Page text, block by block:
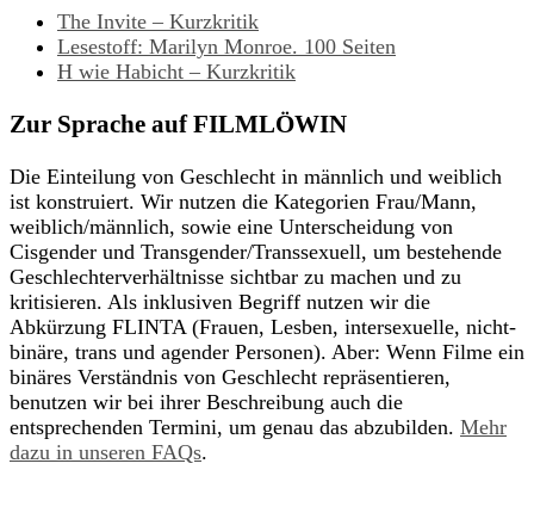
The Invite – Kurzkritik
Lesestoff: Marilyn Monroe. 100 Seiten
H wie Habicht – Kurzkritik
Zur Sprache auf FILMLÖWIN
Die Einteilung von Geschlecht in männlich und weiblich
ist konstruiert. Wir nutzen die Kategorien Frau/Mann,
weiblich/männlich, sowie eine Unterscheidung von
Cisgender und Transgender/Transsexuell, um bestehende
Geschlechterverhältnisse sichtbar zu machen und zu
kritisieren. Als inklusiven Begriff nutzen wir die
Abkürzung FLINTA (Frauen, Lesben, intersexuelle, nicht-
binäre, trans und agender Personen). Aber: Wenn Filme ein
binäres Verständnis von Geschlecht repräsentieren,
benutzen wir bei ihrer Beschreibung auch die
entsprechenden Termini, um genau das abzubilden. Mehr
dazu in unseren FAQs.